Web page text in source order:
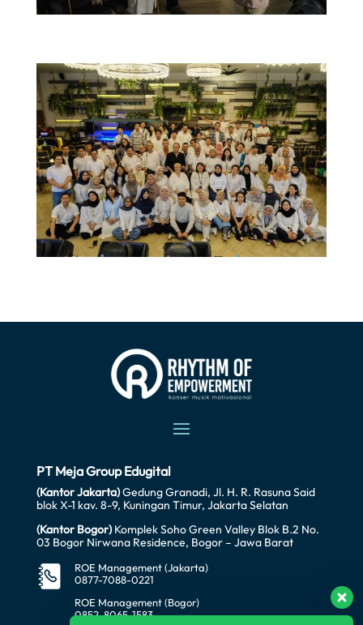
PT Meja Group Edugital
(Kantor Jakarta)Gedung Granadi, Jl. H. R. Rasuna Said
blok X-1 kav. 8-9, Kuningan Timur, Jakarta Selatan
(Kantor Bogor)Komplek Soho Green Valley Blok B.2 No.
03 Bogor Nirwana Residence, Bogor – Jawa Barat
ROE Management (Jakarta)
0877-7088-0221
ROE Management (Bogor)
0852-8065-1583